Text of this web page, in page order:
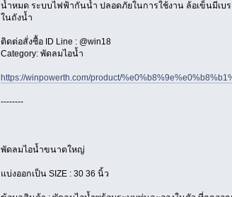
น้ำหมด ระบบไฟฟ้ากันน้ำ ปลอดภัยในการใช้งาน ล้อเข็นมีเบร
ในถังน้ำ
ติดต่อสั่งซื้อ ID Line : @win18
Category: พัดลมไอน้ำ
https://winpowerth.com/product/
--------
พัดลมไอน้ำขนาดใหญ่
แบ่งออกเป็น SIZE : 30 36 นิ้ว